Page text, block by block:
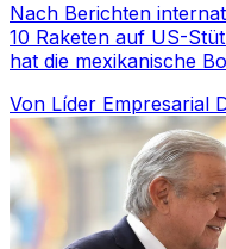
Nach Berichten
10 Raketen auf US-
hat die mexikanische
herausgegeben.
Von Líder Empresarial